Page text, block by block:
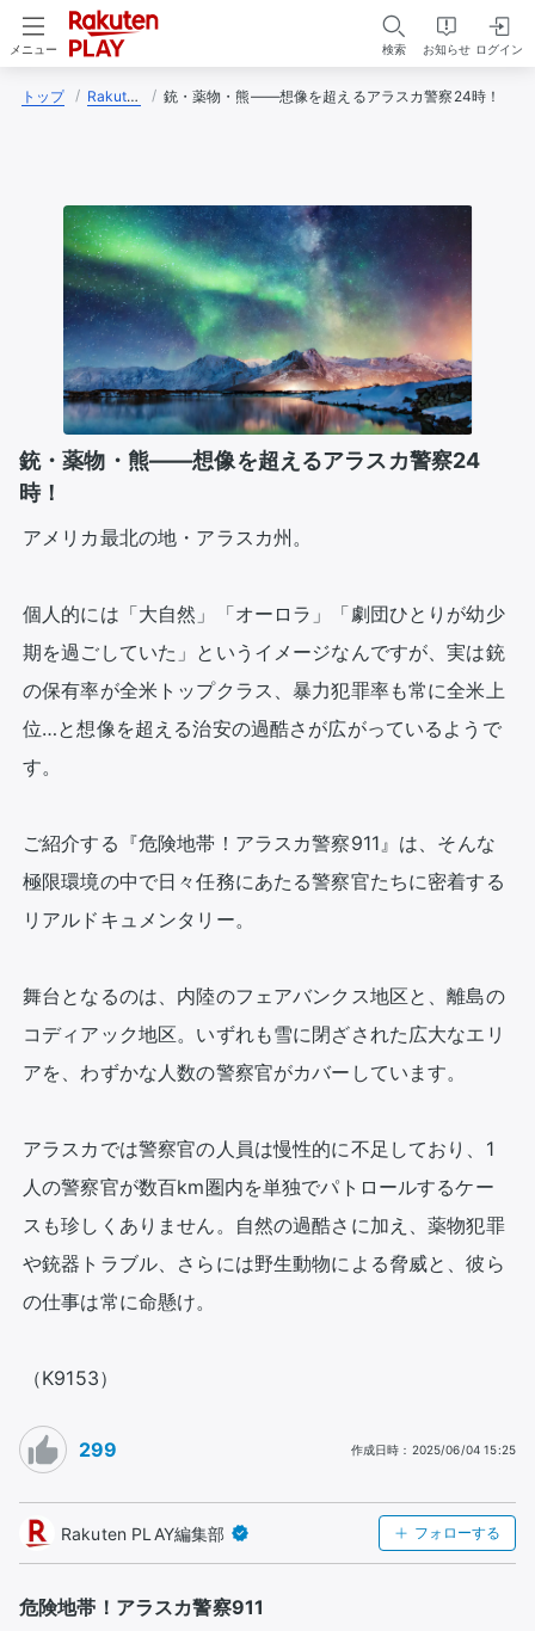
メニュー 検索 お知らせ ログイン
トップ Rakuten PLAY編集部 銃・薬物・熊――想像を超えるアラスカ警察24時！
銃・薬物・熊――想像を超えるアラスカ警察24
時！
アメリカ最北の地・アラスカ州。
個人的には「大自然」「オーロラ」「劇団ひとりが幼少
期を過ごしていた」というイメージなんですが、実は銃
の保有率が全米トップクラス、暴力犯罪率も常に全米上
位…と想像を超える治安の過酷さが広がっているようで
す。
ご紹介する『危険地帯！アラスカ警察911』は、そんな
極限環境の中で日々任務にあたる警察官たちに密着する
リアルドキュメンタリー。
舞台となるのは、内陸のフェアバンクス地区と、離島の
コディアック地区。いずれも雪に閉ざされた広大なエリ
アを、わずかな人数の警察官がカバーしています。
アラスカでは警察官の人員は慢性的に不足しており、1
人の警察官が数百km圏内を単独でパトロールするケー
スも珍しくありません。自然の過酷さに加え、薬物犯罪
や銃器トラブル、さらには野生動物による脅威と、彼ら
の仕事は常に命懸け。
（K9153）
299 作成日時 ： 2025/06/04 15:25
Rakuten PLAY編集部 フォローする
危険地帯！アラスカ警察911